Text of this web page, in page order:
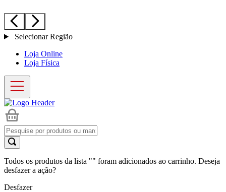
Selecionar Região
Loja Online
Loja Física
Todos os produtos da lista "" foram adicionados ao carrinho. Deseja
desfazer a ação?
Desfazer